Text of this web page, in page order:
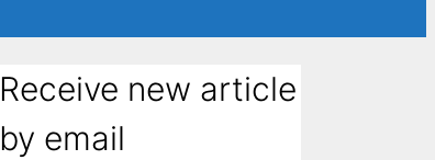
Receive new article
by email